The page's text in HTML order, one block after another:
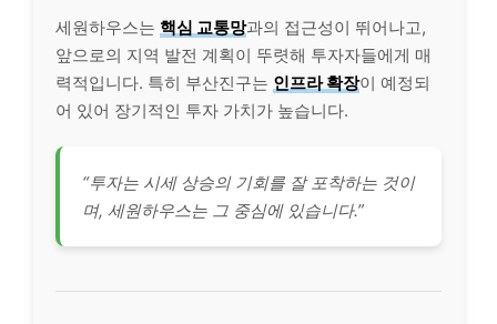
세원하우스는 핵심 교통망과의 접근성이 뛰어나고,
앞으로의 지역 발전 계획이 뚜렷해 투자자들에게 매
력적입니다. 특히 부산진구는 인프라 확장이 예정되
어 있어 장기적인 투자 가치가 높습니다.
“투자는 시세 상승의 기회를 잘 포착하는 것이
며, 세원하우스는 그 중심에 있습니다.”